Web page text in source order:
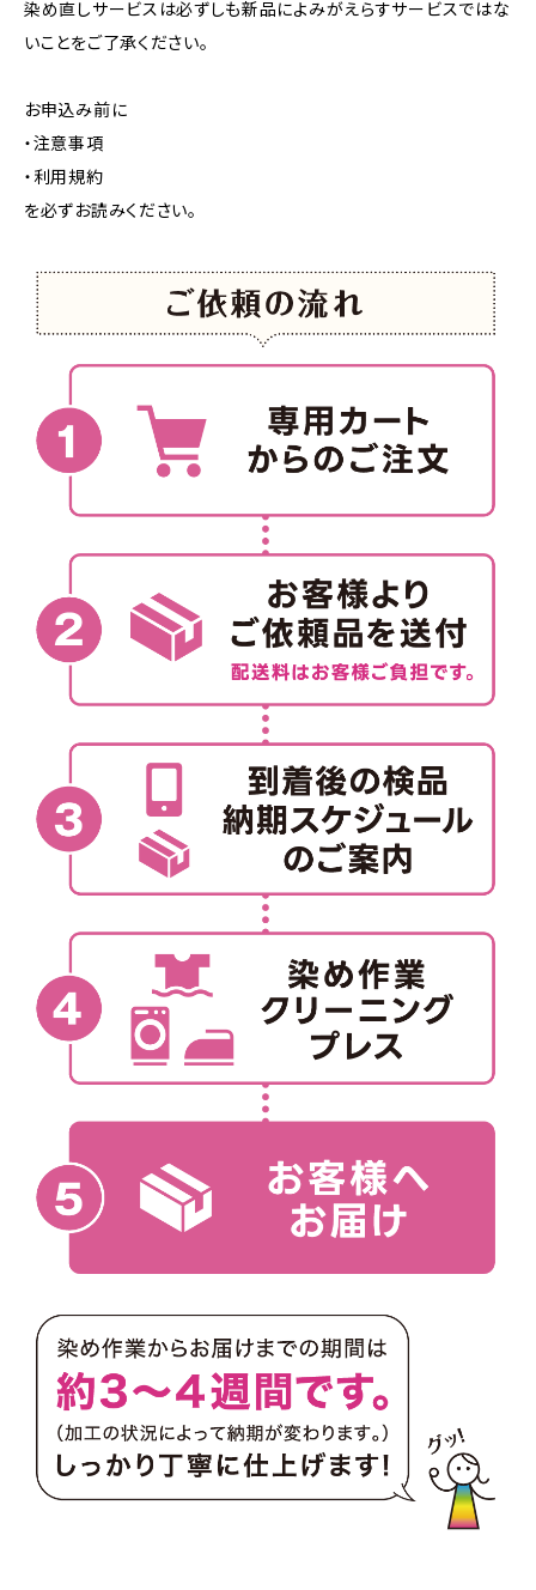
染め直しサービスは必ずしも新品によみがえらすサービスではな
いことをご了承ください。
お申込み前に
・注意事項
・利用規約
を必ずお読みください。